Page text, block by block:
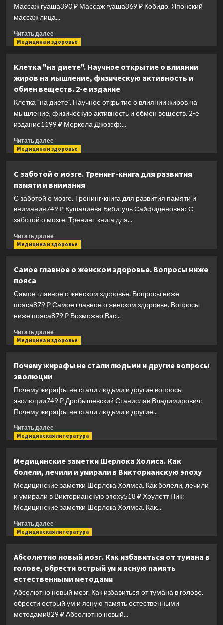
об
Массаж гуаша390 ₽ Массаж гуаша369 ₽ Кобидо. Японский
массаж лица...
Читать далееПрочитать
больше
гуаша
Медицина и здоровье
Клетка "на диете". Научное открытие о влиянии
жиров на мышление, физическую активность и
обмен веществ. 2-е издание
Клетка "на диете". Научное открытие о влиянии жиров на
мышление, физическую активность и обмен веществ. 2-е
издание1199 ₽ Меркола Джозеф:...
Читать далееПрочитать
больше
"на
диете".
Научное
открытие
влиянии
жиров
на
активность
2-
е
Медицина и здоровье
С заботой о мозге. Тренинг-книга для развития
памяти и внимания
С заботой о мозге. Тренинг-книга для развития памяти и
внимания749 ₽ Кушалиева Бибигуль Сайфиденовна: С
заботой о мозге. Тренинг-книга для...
Читать далееПрочитать
больше
заботой
мозге.
Тренинг-
для
развития
памяти
Медицина и здоровье
Самое главное о женском здоровье. Вопросы ниже
пояса
Самое главное о женском здоровье. Вопросы ниже
пояса879 ₽ Самое главное о женском здоровье. Вопросы
ниже пояса879 ₽ Возможно Вас...
Читать далееПрочитать
больше
главное
женском
здоровье.
Вопросы
ниже
пояса
Медицина и здоровье
Почему жирафы не стали людьми и другие вопросы
эволюции
Почему жирафы не стали людьми и другие вопросы
эволюции749 ₽ Дробышевский Станислав Владимирович:
Почему жирафы не стали людьми и другие...
Читать далееПрочитать
больше
жирафы
не
стали
людьми
другие
вопросы
эволюции
Медицинская литература
Медицинские заметки Шерлока Холмса. Как
болели, лечили и умирали в Викторианскую эпоху
Медицинские заметки Шерлока Холмса. Как болели, лечили
и умирали в Викторианскую эпоху518 ₽ Хоулетт Ник:
Медицинские заметки Шерлока Холмса. Как...
Читать далееПрочитать
больше
заметки
Шерлока
Холмса.
лечили
и
Медицинская литература
Абсолютно новый мозг. Как избавиться от тумана в
голове, обрести острый ум и ясную память
естественными методами
Абсолютно новый мозг. Как избавиться от тумана в голове,
обрести острый ум и ясную память естественными
методами829 ₽ Абсолютно новый...